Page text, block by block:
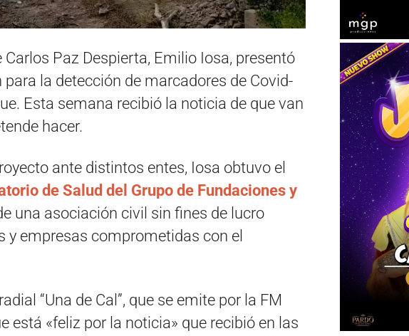
Paz Despierta, Emilio Iosa, presentó
la detección de marcadores de Covid-
Esta semana recibió la noticia de que van
hacer.
ante distintos entes, Iosa obtuvo el
de Salud del Grupo de Fundaciones y
una asociación civil sin fines de lucro
empresas comprometidas con el
“Una de Cal”, que se emite por la FM
está «feliz por la noticia» que recibió en las